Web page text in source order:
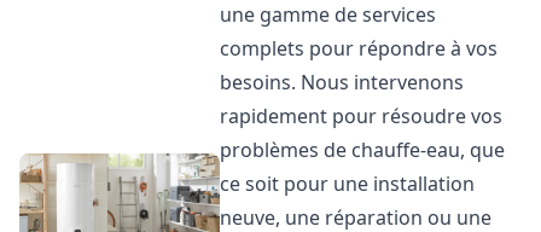
une gamme de services
complets pour répondre à vos
besoins. Nous intervenons
rapidement pour résoudre vos
problèmes de chauffe-eau, que
ce soit pour une installation
neuve, une réparation ou une